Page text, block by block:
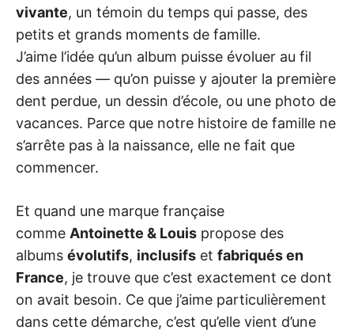
vivante, un témoin du temps qui passe, des
petits et grands moments de famille.
J’aime l’idée qu’un album puisse évoluer au fil
des années — qu’on puisse y ajouter la première
dent perdue, un dessin d’école, ou une photo de
vacances. Parce que notre histoire de famille ne
s’arrête pas à la naissance, elle ne fait que
commencer.
Et quand une marque française
comme Antoinette & Louis propose des
albums évolutifs, inclusifs et fabriqués en
France, je trouve que c’est exactement ce dont
on avait besoin. Ce que j’aime particulièrement
dans cette démarche, c’est qu’elle vient d’une